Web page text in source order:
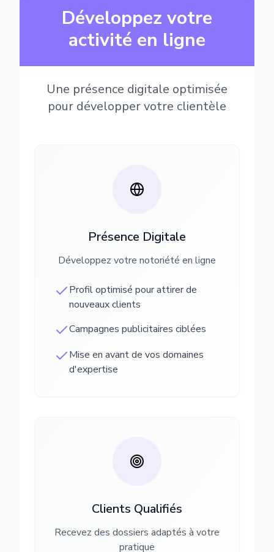
Développez votre
activité en ligne
Une présence digitale optimisée
pour développer votre clientèle
Présence Digitale
Développez votre notoriété en ligne
Profil optimisé pour attirer de
nouveaux clients
Campagnes publicitaires ciblées
Mise en avant de vos domaines
d'expertise
Clients Qualifiés
Recevez des dossiers adaptés à votre
pratique